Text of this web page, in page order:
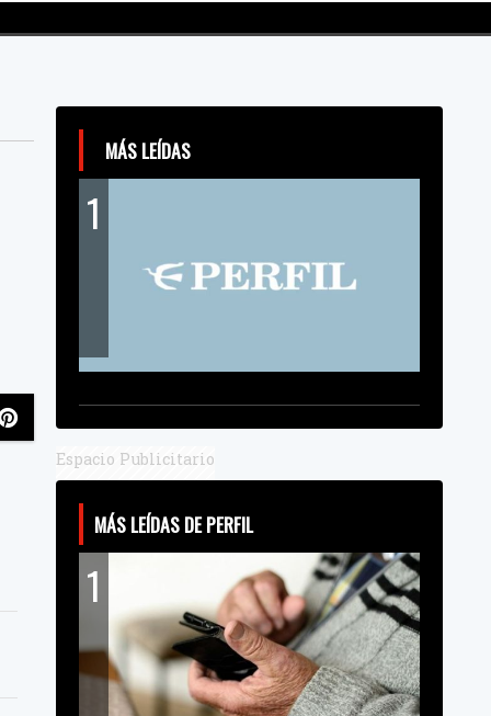
MÁS LEÍDAS
1
Espacio Publicitario
MÁS LEÍDAS DE PERFIL
1